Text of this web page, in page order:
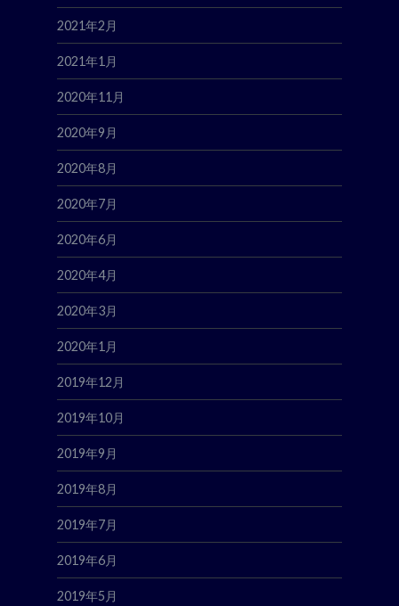
2021年2月
2021年1月
2020年11月
2020年9月
2020年8月
2020年7月
2020年6月
2020年4月
2020年3月
2020年1月
2019年12月
2019年10月
2019年9月
2019年8月
2019年7月
2019年6月
2019年5月